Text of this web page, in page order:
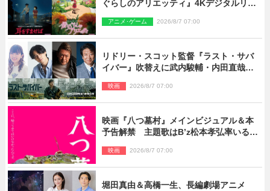
ぐらしのアリエッティ』4Kデジタルリマ
アニメ･ゲーム 2026/8/7 07:00
リドリー・スコット監督『ラスト・サバ
イバー』吹替えに武内駿輔・内田直哉・
結！
映画 2026/8/7 07:00
映画『八つ墓村』メインビジュアル＆本
予告解禁 主題歌はB’z松本孝弘率いる
映画 2026/8/7 07:00
堀田真由＆高橋一生、長編劇場アニメ